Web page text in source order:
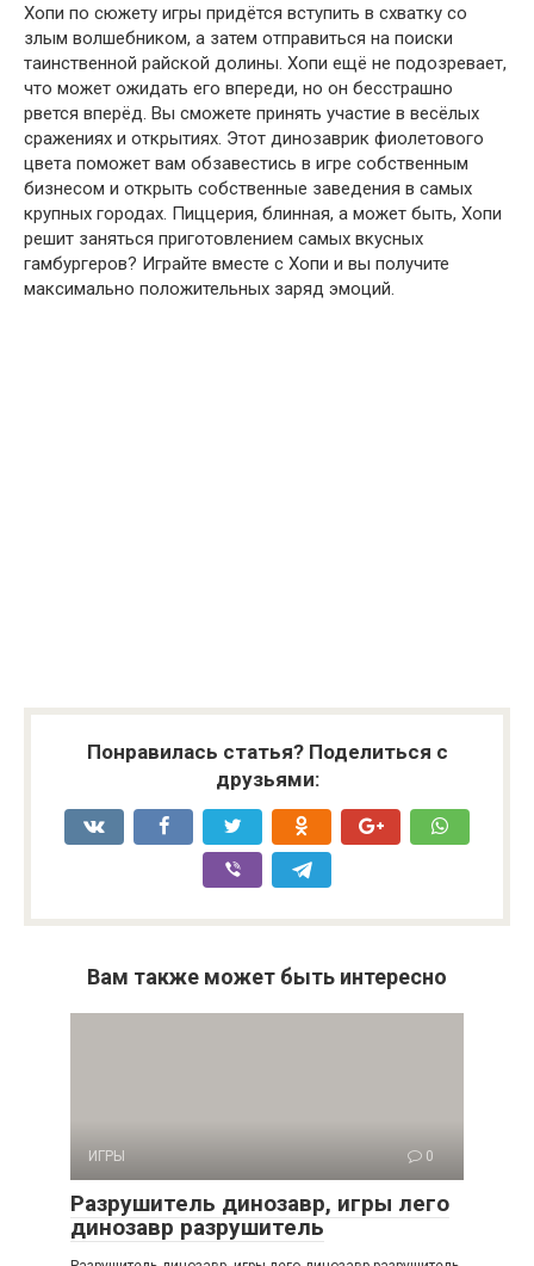
Хопи по сюжету игры придётся вступить в схватку со
злым волшебником, а затем отправиться на поиски
таинственной райской долины. Хопи ещё не подозревает,
что может ожидать его впереди, но он бесстрашно
рвется вперёд. Вы сможете принять участие в весёлых
сражениях и открытиях. Этот динозаврик фиолетового
цвета поможет вам обзавестись в игре собственным
бизнесом и открыть собственные заведения в самых
крупных городах. Пиццерия, блинная, а может быть, Хопи
решит заняться приготовлением самых вкусных
гамбургеров? Играйте вместе с Хопи и вы получите
максимально положительных заряд эмоций.
Понравилась статья? Поделиться с
друзьями:
Вам также может быть интересно
ИГРЫ 0
Разрушитель динозавр, игры лего
динозавр разрушитель